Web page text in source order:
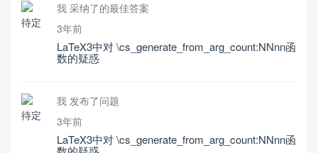
我 采纳了的最佳答案
3年前
LaTeX3中对 \cs_generate_from_arg_count:NNnn函
数的疑惑
我 发布了问题
3年前
LaTeX3中对 \cs_generate_from_arg_count:NNnn函